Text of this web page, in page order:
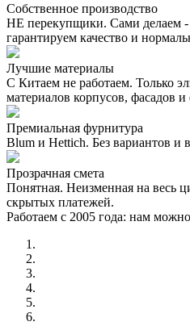
Собственное производство
НЕ перекупщики. Сами делаем
гарантируем качество и
Лучшие материалы
С Китаем не работаем. Только
материалов корпусов, фасадов
Премиальная фурнитура
Blum и Hettich. Без вариантов и
Прозрачная смета
Понятная. Неизменная на весь
скрытых платежей.
Работаем с 2005 года: нам